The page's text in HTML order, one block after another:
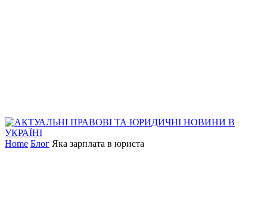
Home Блог Яка зарплата в юриста